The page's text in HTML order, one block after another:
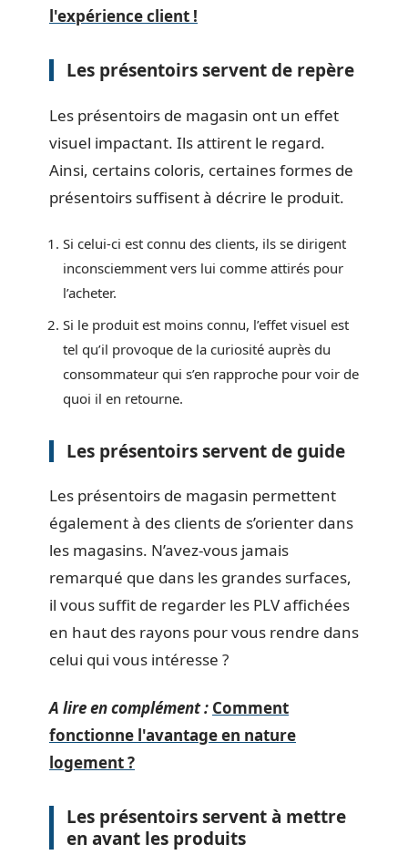
l'expérience client !
Les présentoirs servent de repère
Les présentoirs de magasin ont un effet
visuel impactant. Ils attirent le regard.
Ainsi, certains coloris, certaines formes de
présentoirs suffisent à décrire le produit.
Si celui-ci est connu des clients, ils se dirigent
inconsciemment vers lui comme attirés pour
l’acheter.
Si le produit est moins connu, l’effet visuel est
tel qu’il provoque de la curiosité auprès du
consommateur qui s’en rapproche pour voir de
quoi il en retourne.
Les présentoirs servent de guide
Les présentoirs de magasin permettent
également à des clients de s’orienter dans
les magasins. N’avez-vous jamais
remarqué que dans les grandes surfaces,
il vous suffit de regarder les PLV affichées
en haut des rayons pour vous rendre dans
celui qui vous intéresse ?
A lire en complément : Comment
fonctionne l'avantage en nature
logement ?
Les présentoirs servent à mettre
en avant les produits